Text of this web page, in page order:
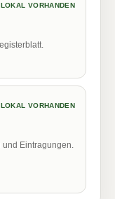
LOKAL VORHANDEN
LOKAL VORHANDEN
und Eintragungen.